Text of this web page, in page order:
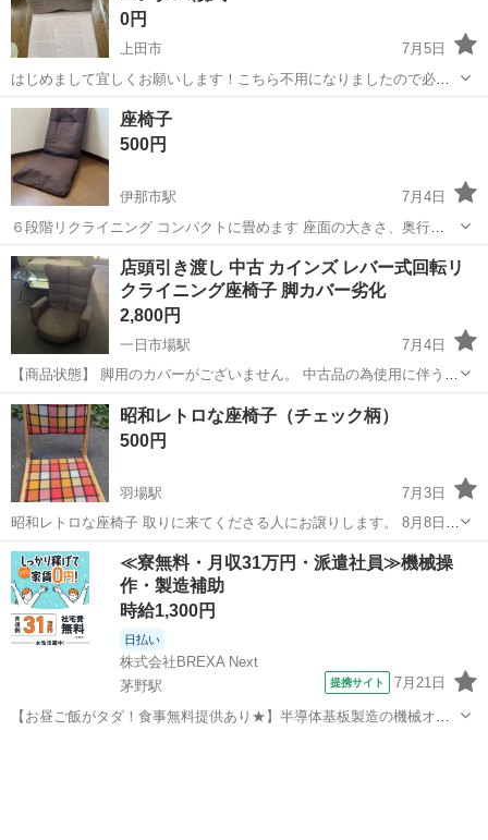
0円
上田市
7月5日
はじめまして宜しくお願いします！こちら不用になりましたので必要
な方が居ましたら宜しく！写真の2枚目で確認出来ますが1部分に汚れ
が有ります。(絵具汚れ) お引き渡し後は3Nです。リクライニング14段
切り替え。
長野 上田市 椅子
座椅子
500円
伊那市駅
7月4日
６段階リクライニング コンパクトに畳めます 座面の大きさ、奥行
58cm、幅46cm 背もたれの高さ68cm 写真3枚目のとおり、裏面が少し
破れています 座面はヘタリがありますが、お尻が痛いことはないです
ペット、喫煙者なし
長野 伊那市 伊那市駅 椅子 喫煙者
店頭引き渡し 中古 カインズ レバー式回転リ
クライニング座椅子 脚カバー劣化
2,800円
一日市場駅
7月4日
【商品状態】 脚用のカバーがございません。 中古品の為使用に伴うキ
ズや汚れがございます。お写真にてご確認下さい。 現在店頭でも販売
中です。 販売済みの場合はご容赦くださいませ。 （※店頭受け渡し）
当...
長野 安曇野市 一日市場駅 椅子
昭和レトロな座椅子（チェック柄）
500円
羽場駅
7月3日
昭和レトロな座椅子 取りに来てくださる人にお譲りします。 8月8日
(土)は10:00〜17:00頃に引き渡し可能です。 その他の日時も調整可能
です。 送料負担していただければ、発送も可能です。 興味がある方は
ご連絡ください。
長野 上伊那郡 羽場駅 椅子
≪寮無料・月収31万円・派遣社員≫機械操
作・製造補助
時給1,300円
日払い
株式会社BREXA Next
茅野駅
提携サイト 7月21日
【お昼ご飯がタダ！食事無料提供あり★】半導体基板製造の機械オペ